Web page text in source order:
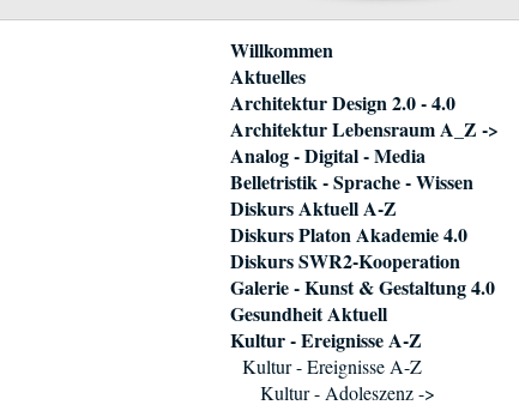
Navigation
überspringen
Willkommen
Aktuelles
Architektur Design 2.0 - 4.0
Architektur Lebensraum A_Z ->
Analog - Digital - Media
Belletristik - Sprache - Wissen
Diskurs Aktuell A-Z
Diskurs Platon Akademie 4.0
Diskurs SWR2-Kooperation
Galerie - Kunst & Gestaltung 4.0
Gesundheit Aktuell
Kultur - Ereignisse A-Z
Kultur - Ereignisse A-Z
Kultur - Adoleszenz ->